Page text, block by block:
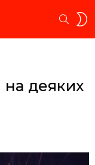
на деяких